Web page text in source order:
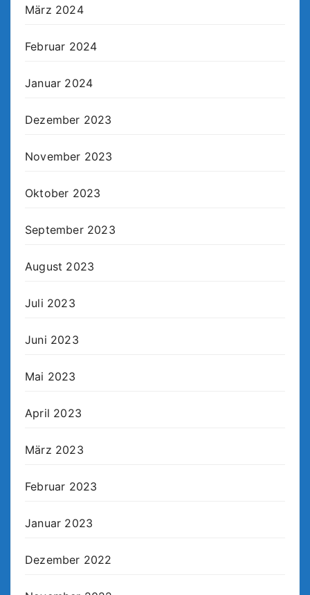
März 2024
Februar 2024
Januar 2024
Dezember 2023
November 2023
Oktober 2023
September 2023
August 2023
Juli 2023
Juni 2023
Mai 2023
April 2023
März 2023
Februar 2023
Januar 2023
Dezember 2022